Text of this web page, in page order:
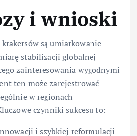
i wnioski
są umiarkowanie
stabilizacji globalnej
zainteresowania wygodnymi
ten może zarejestrować
w regionach
czynniki sukcesu to:
i szybkiej reformulacji